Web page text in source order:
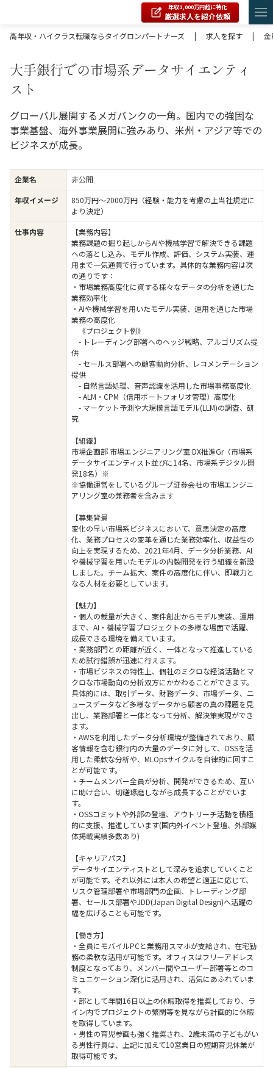
年収1,000万円超に特化
厳選求人を紹介依頼
高年収・ハイクラス転職ならタイグロンパートナーズ
| 求人を探す | 金
大手銀行での市場系データサイエンティ
スト
グローバル展開するメガバンクの一角。国内での強固な
事業基盤、海外事業展開に強みあり、米州・アジア等での
ビジネスが成長。
企業名
非公開
年収イメージ
850万円〜2000万円（経験・能力を考慮の上当社規定に
より決定）
仕事内容
【業務内容】
業務課題の掘り起しからAIや機械学習で解決できる課題
への落とし込み、モデル作成、評価、システム実装、運
用まで一気通貫で行っています。具体的な業務内容は次
の通りです：
・市場業務高度化に資する様々なデータの分析を通じた
業務効率化
・AIや機械学習を用いたモデル実装、運用を通じた市場
業務の高度化
《プロジェクト例》
- トレーディング部署へのヘッジ戦略、アルゴリズム提
供
- セールス部署への顧客動向分析、レコメンデーション
提供
- 自然言語処理、音声認識を活用した市場事務高度化
- ALM・CPM（信用ポートフォリオ管理）高度化
- マーケット予測や大規模言語モデル(LLM)の調査、研
究
【組織】
市場企画部 市場エンジニアリング室 DX推進Gr（市場系
データサイエンティスト並びに14名、市場系デジタル開
発18名）※
※協働運営をしているグループ証券会社の市場エンジニ
アリング室の兼務者を含みます
【募集背景
変化の早い市場系ビジネスにおいて、意思決定の高度
化、業務プロセスの変革を通じた業務効率化、収益性の
向上を実現するため、2021年4月、データ分析業務、AI
や機械学習を用いたモデルの内製開発を行う組織を新設
しました。チーム拡大、案件の高度化に伴い、即戦力と
なる人材を必要としています。
【魅力】
・個人の裁量が大きく、案件創出からモデル実装、運用
まで、AI・機械学習プロジェクトの多様な場面で活躍、
成長できる環境を備えています。
・業務部門との距離が近く、一体となって推進している
ため試行錯誤が迅速に行えます。
・市場ビジネスの特性上、個社のミクロな経済活動とマ
クロな市場動向の分析双方にかかわることができます。
具体的には、取引データ、財務データ、市場データ、ニ
ュースデータなど多様なデータから顧客の真の課題を見
出し、業務部署と一体となって分析、解決策実現ができ
ます。
・AWSを利用したデータ分析環境が整備されており、顧
客情報を含む銀行内の大量のデータに対して、OSSを活
用した柔軟な分析や、MLOpsサイクルを自律的に回すこ
とが可能です。
・チームメンバー全員が分析、開発ができるため、互い
に助け合い、切磋琢磨しながら成長することがでいま
す。
・OSSコミットや外部の登壇、アウトリーチ活動を積極
的に支援、推進しています(国内外イベント登壇、外部媒
体掲載実績多数あり)
【キャリアパス】
データサイエンティストとして深みを追求していくこと
が可能です。それ以外には本人の希望と適正に応じて、
リスク管理部署や市場部門の企画、トレーディング部
署、セールス部署やJDD(Japan Digital Design)へ活躍の
幅を広げることも可能です。
【働き方】
・全員にモバイルPCと業務用スマホが支給され、在宅勤
務の柔軟な活用が可能です。オフィスはフリーアドレス
制度となっており、メンバー間やユーザー部署等とのコ
ミュニケーション深化に活用され、活気にあふれていま
す。
・部として年間16日以上の休暇取得を推奨しており、ラ
イン内でプロジェクトの繁閑等を見ながら計画的に休暇
を取得しています。
・男性の育児参画も強く推奨され、2歳未満の子どもがい
る男性行員は、上記に加えて10営業日の短期育児休業が
取得可能です。